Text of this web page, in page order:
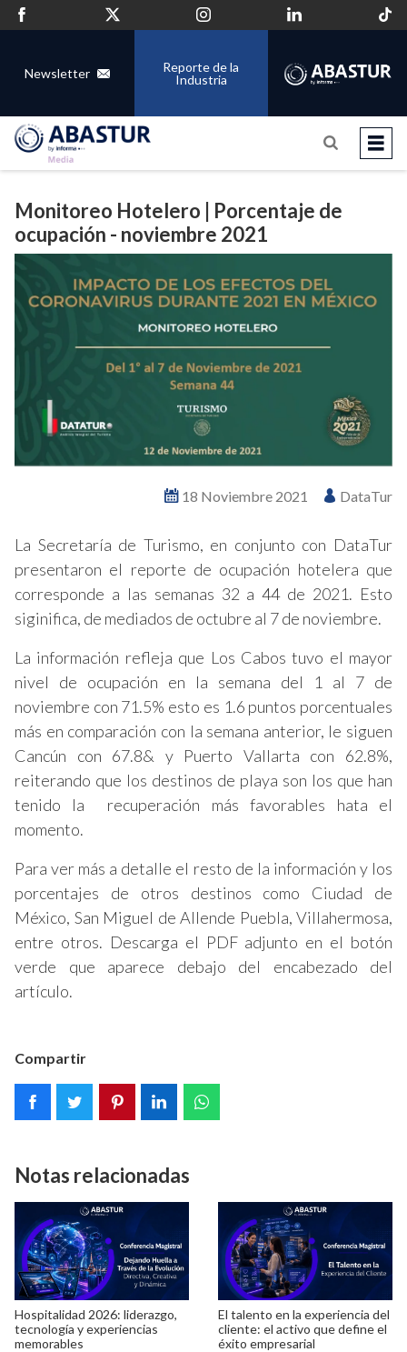
Newsletter
Reporte de la
Industria
Monitoreo Hotelero | Porcentaje de
ocupación - noviembre 2021
18 Noviembre 2021 DataTur
La Secretaría de Turismo, en conjunto con DataTur
presentaron el reporte de ocupación hotelera que
corresponde a las semanas 32 a 44 de 2021. Esto
siginifica, de mediados de octubre al 7 de noviembre.
La información refleja que Los Cabos tuvo el mayor
nivel de ocupación en la semana del 1 al 7 de
noviembre con 71.5% esto es 1.6 puntos porcentuales
más en comparación con la semana anterior, le siguen
Cancún con 67.8& y Puerto Vallarta con 62.8%,
reiterando que los destinos de playa son los que han
tenido la recuperación más favorables hata el
momento.
Para ver más a detalle el resto de la información y los
porcentajes de otros destinos como Ciudad de
México, San Miguel de Allende Puebla, Villahermosa,
entre otros. Descarga el PDF adjunto en el botón
verde que aparece debajo del encabezado del
artículo.
Compartir
Notas relacionadas
Hospitalidad 2026: liderazgo,
tecnología y experiencias
memorables
El talento en la experiencia del
cliente: el activo que define el
éxito empresarial